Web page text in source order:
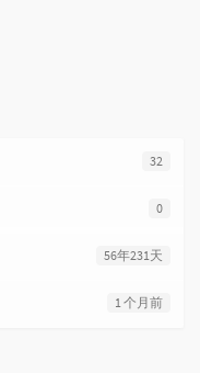
32
0
56年231天
1 个月前